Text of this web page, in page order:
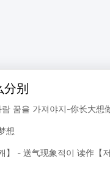
分别
꿈을 가져야지-你长大想
想
- 送气现象적이 读作【